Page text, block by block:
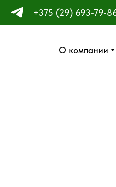
О компании
+375 (29) 693-79-
О компании
ЗАКАЗАТЬ